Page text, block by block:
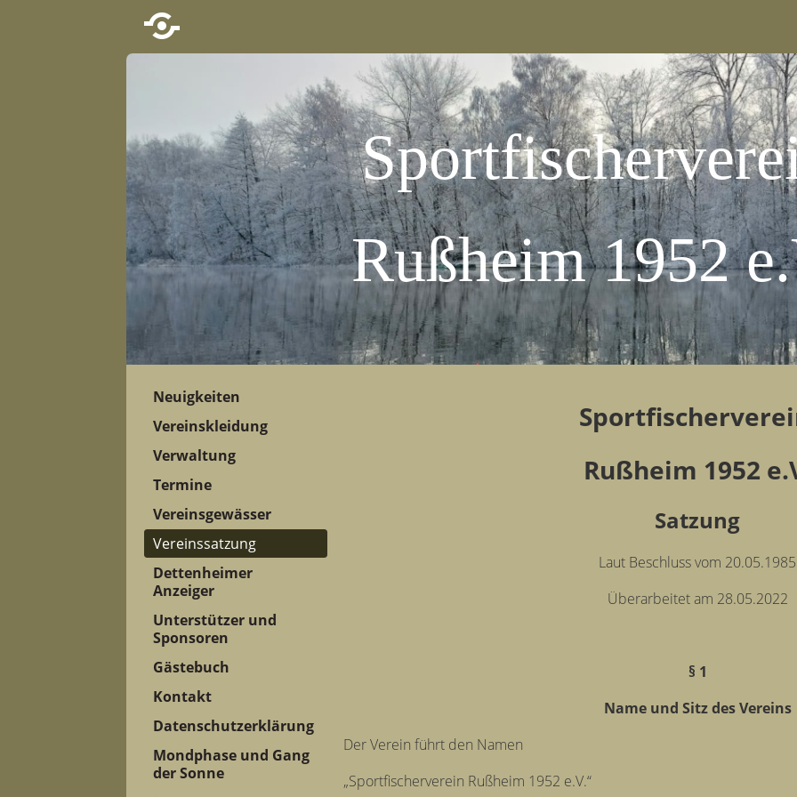
Rußheim 1952
Neuigkeiten
Vereinskleidung
Verwaltung
Termine
Vereinsgewässer
Vereinssatzung
Dettenheimer
Anzeiger
Unterstützer und
Sponsoren
Gästebuch
Kontakt
Datenschutzerklärung
Mondphase und Gang
der Sonne
Rußheim 1952
Satzung
Laut Beschluss vom 20.05.1985
Überarbeitet am 28.05.2022
§ 1
Name und Sitz des Vereins
Der Verein führt den Namen
„Sportfischerverein Rußheim 1952 e.V.“